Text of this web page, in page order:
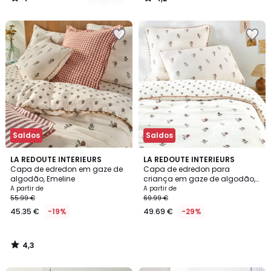
/
/
Saldos
LA REDOUTE INTERIEURS
Capa de edredon em gaze de
algodão, Emeline
A partir de
55.99 €
45.35 € -19%
4,3
/ 5
4,3
/
Saldos
LA REDOUTE INTERIEURS
Capa de edredon para
criança em gaze de algodão,
EMELINE
A partir de
69.99 €
49.69 € -29%